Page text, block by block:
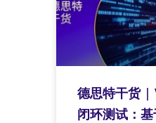
德思特干货 |
闭环测试：基